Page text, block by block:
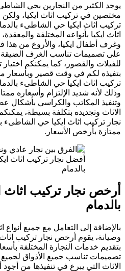
يوجد الكثير من النجارين بحي
مختصين في تركيب اثاث ايكيا، ولكن
تركيب اثاث ايكيا حي الشاطىء
اثاث ايكيا بأنواعه المختلفة
وغرف أطفال ايكيا، والأروع من هذا
على تصميمات تناسب الغرف
للفيلات والقصور، كما يمكنكم
بتفيذه لكم في وقت قصير وبأسعار
تركيب اثاث ايكيا حي الشاطىء
وذلك لأنه شديد الإلتزام وأسعاره
وتنفيذ المكاتب والكراسي بأشكال
الاثاث وتجديده بتكلفة بسيطة،
نجار تركيب اثاث ايكيا حي
ممتازة بأرخص الأسعار.
أفضل نجار تركيب اثاث
بالدمام
أرخص نجار تركيب
بالدمام
بالإضافة إلى التعامل مع جميع
وصيانة، يقوم أرخص نجار تركيب
بتقديم خدمات النجارة المختلفة
تصميمات تناسب جميع الأذواق لجميع
الاثاث التي يبرع في تنفيذها من